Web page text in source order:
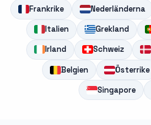
Frankrike
Nederländerna
Italien
Grekland
Irland
Schweiz
Belgien
Österrike
Singapore